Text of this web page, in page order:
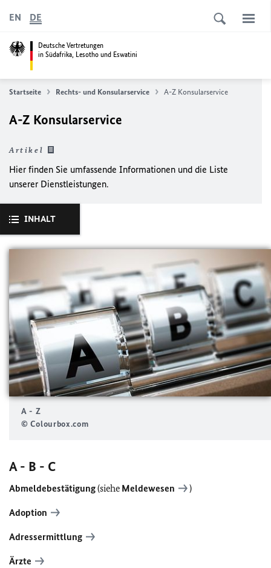
Deutsche Vertretungen
in Südafrika, Lesotho und Eswatini
EN DE
Startseite Rechts- und Konsularservice A-Z Konsularservice
A-Z Konsularservice
Artikel
Hier finden Sie umfassende Informationen und die Liste
unserer Dienstleistungen.
INHALT
A - Z
© Colourbox.com
A - B - C
Abmeldebestätigung(siehe Meldewesen )
Adoption
Adressermittlung
Ärzte